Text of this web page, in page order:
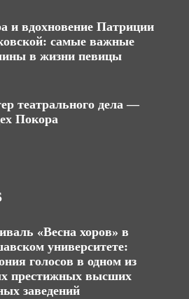
и вдохновение Патриции
самые важные
в жизни певицы
театрального дела —
Покора
«Весна хоров» в
университете:
голосов в одном из
престижных высших
заведений